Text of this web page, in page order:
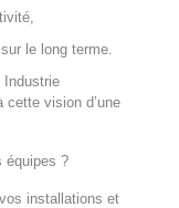
le long terme.
Industrie
cette vision d’une
équipes ?
installations et